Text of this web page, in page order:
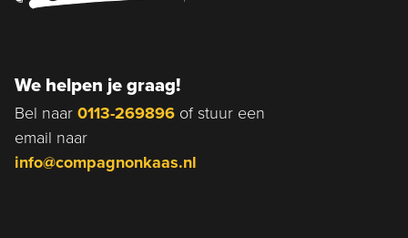
We helpen je graag!
Bel naar 0113-269896 of stuur een
email naar
info@compagnonkaas.nl